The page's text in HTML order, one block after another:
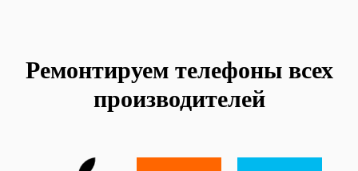
Ремонтируем телефоны всех
производителей